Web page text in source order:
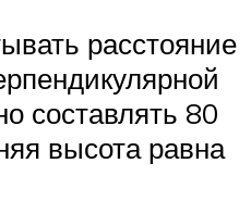
расстояние
составлять 80
высота равна